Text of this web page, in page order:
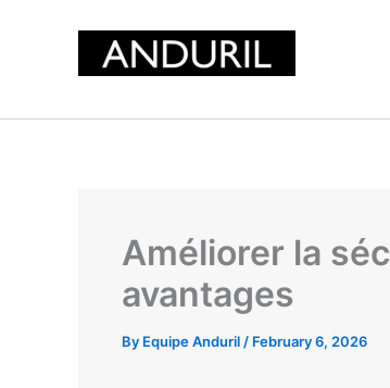
Améliorer la
avantages
By Equipe Anduril / February 6, 2026